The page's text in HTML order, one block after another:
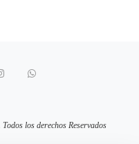
los derechos Reservados